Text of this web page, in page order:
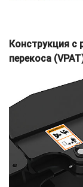
Конструкция с
перекоса